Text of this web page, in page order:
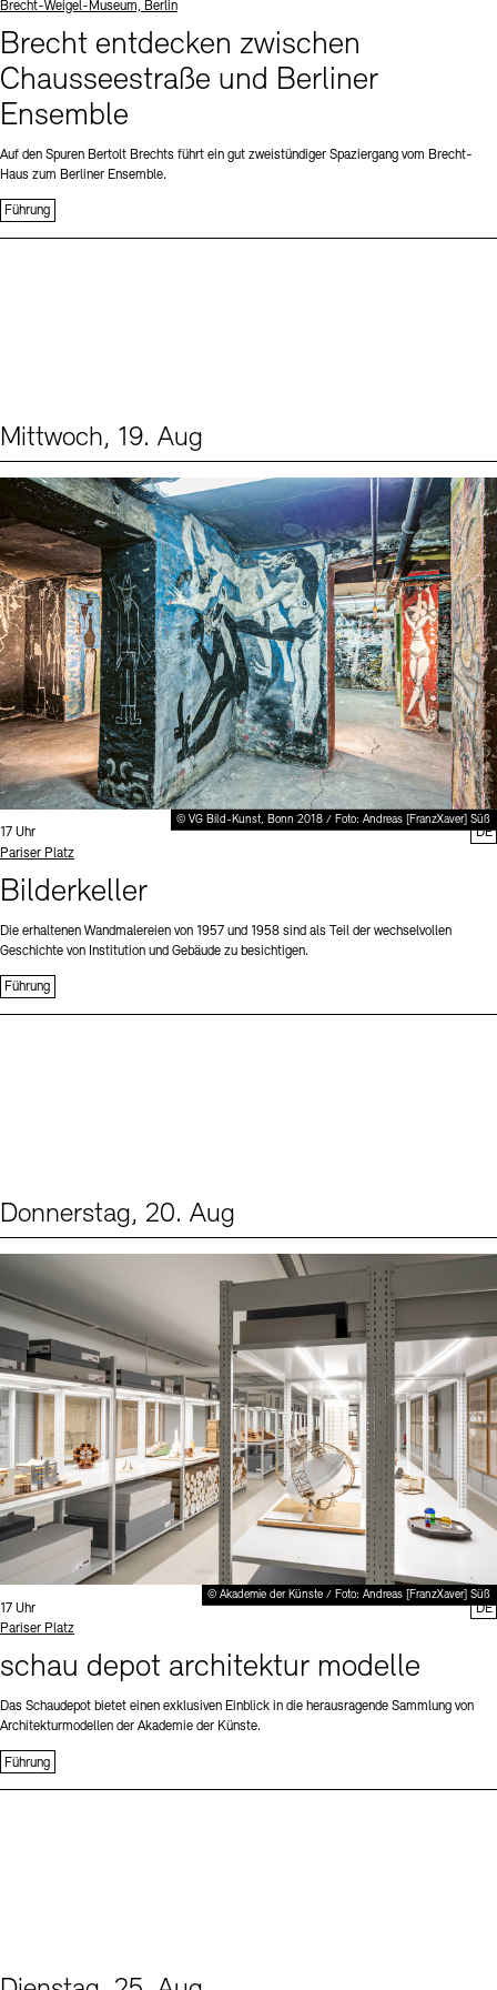
Standort
Brecht-Weigel-Museum, Berlin
Brecht entdecken zwischen
Chausseestraße und Berliner
Ensemble
Auf den Spuren Bertolt Brechts führt ein gut zweistündiger Spaziergang vom Brecht-
Haus zum Berliner Ensemble.
Führung
Mittwoch, 19. Aug
© VG Bild-Kunst, Bonn 2018 / Foto: Andreas [FranzXaver] Süß
Uhrzeit:
17 Uhr
Standort
Pariser Platz
Bilderkeller
Die erhaltenen Wandmalereien von 1957 und 1958 sind als Teil der wechselvollen
Geschichte von Institution und Gebäude zu besichtigen.
Führung
DE
Donnerstag, 20. Aug
© Akademie der Künste / Foto: Andreas [FranzXaver] Süß
Uhrzeit:
17 Uhr
Standort
Pariser Platz
schau depot architektur modelle
Das Schaudepot bietet einen exklusiven Einblick in die herausragende Sammlung von
Architekturmodellen der Akademie der Künste.
Führung
DE